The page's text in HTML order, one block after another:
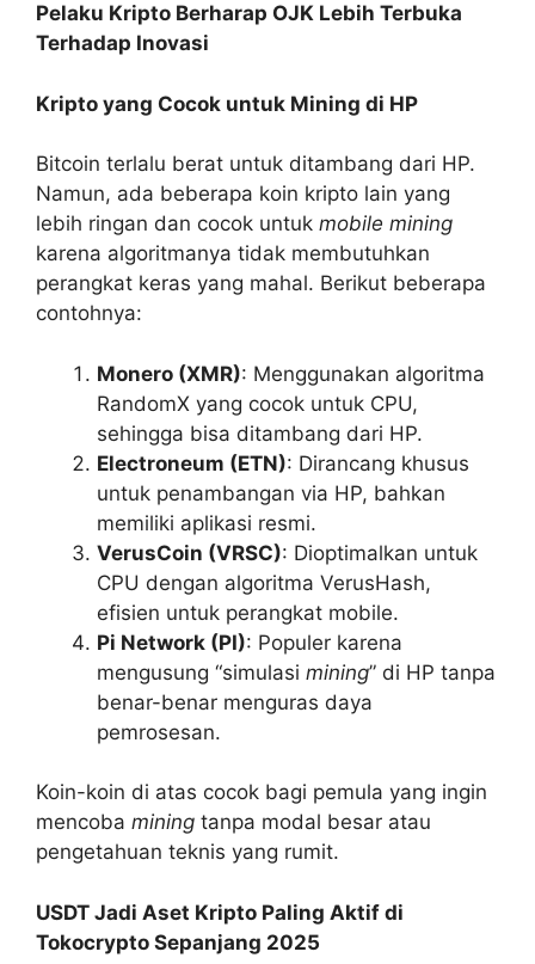
Pelaku Kripto Berharap OJK Lebih Terbuka
Terhadap Inovasi
Kripto yang Cocok untuk Mining di HP
Bitcoin terlalu berat untuk ditambang dari HP.
Namun, ada beberapa koin kripto lain yang
lebih ringan dan cocok untuk mobile mining
karena algoritmanya tidak membutuhkan
perangkat keras yang mahal. Berikut beberapa
contohnya:
Monero (XMR): Menggunakan algoritma
RandomX yang cocok untuk CPU,
sehingga bisa ditambang dari HP.
Electroneum (ETN): Dirancang khusus
untuk penambangan via HP, bahkan
memiliki aplikasi resmi.
VerusCoin (VRSC): Dioptimalkan untuk
CPU dengan algoritma VerusHash,
efisien untuk perangkat mobile.
Pi Network (PI): Populer karena
mengusung “simulasi mining” di HP tanpa
benar-benar menguras daya
pemrosesan.
Koin-koin di atas cocok bagi pemula yang ingin
mencoba mining tanpa modal besar atau
pengetahuan teknis yang rumit.
USDT Jadi Aset Kripto Paling Aktif di
Tokocrypto Sepanjang 2025